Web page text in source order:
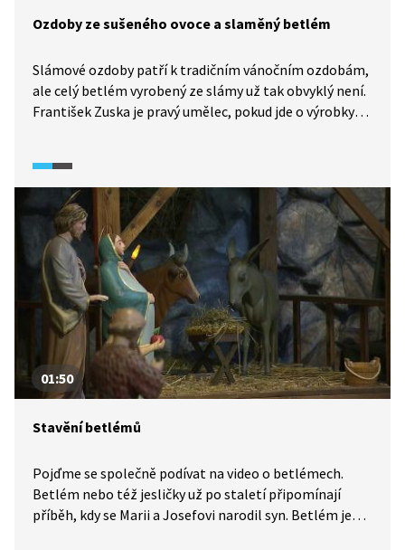
Ozdoby ze sušeného ovoce a slaměný betlém
Slámové ozdoby patří k tradičním vánočním ozdobám,
ale celý betlém vyrobený ze slámy už tak obvyklý není.
František Zuska je pravý umělec, pokud jde o výrobky
a mikulášské dárky. Tato tradice už se příliš nepěstuje,
ale ve Vizovicích se ji stále snaží uchovat.
01:50
Stavění betlémů
Pojďme se společně podívat na video o betlémech.
Betlém nebo též jesličky už po staletí připomínají
příběh, kdy se Marii a Josefovi narodil syn. Betlém je